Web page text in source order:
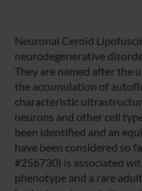
Neuronal Ceroid
neurodegenerative
They are named after the
the accumulation of
characteristic
neurons and other cell
been identified and an
have been considered so
#256730) is associated
phenotype and a rare